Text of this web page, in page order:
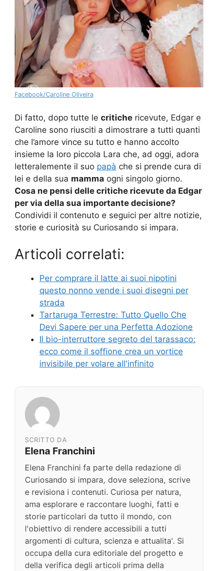
Facebook/Caroline Oliveira
Di fatto, dopo tutte le critiche ricevute, Edgar e
Caroline sono riusciti a dimostrare a tutti quanti
che l’amore vince su tutto e hanno accolto
insieme la loro piccola Lara che, ad oggi, adora
letteralemente il suo papà che si prende cura di
lei e della sua mamma ogni singolo giorno.
Cosa ne pensi delle critiche ricevute da Edgar
per via della sua importante decisione?
Condividi il contenuto e seguici per altre notizie,
storie e curiosità su Curiosando si impara.
Articoli correlati:
Per comprare il latte ai suoi nipotini
questo nonno vende i suoi disegni per
strada
Tartaruga Terrestre: Tutto Quello Che
Devi Sapere per una Perfetta Adozione
Il bio-interruttore segreto del tarassaco:
ecco come il soffione crea un vortice
invisibile per volare all'infinito
SCRITTO DA
Elena Franchini
Elena Franchini fa parte della redazione di
Curiosando si impara, dove seleziona, scrive
e revisiona i contenuti. Curiosa per natura,
ama esplorare e raccontare luoghi, fatti e
storie particolari da tutto il mondo, con
l'obiettivo di rendere accessibili a tutti
argomenti di cultura, scienza e attualita'. Si
occupa della cura editoriale del progetto e
della verifica degli articoli prima della